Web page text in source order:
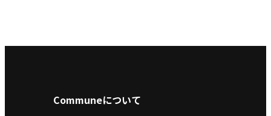
Communeについて